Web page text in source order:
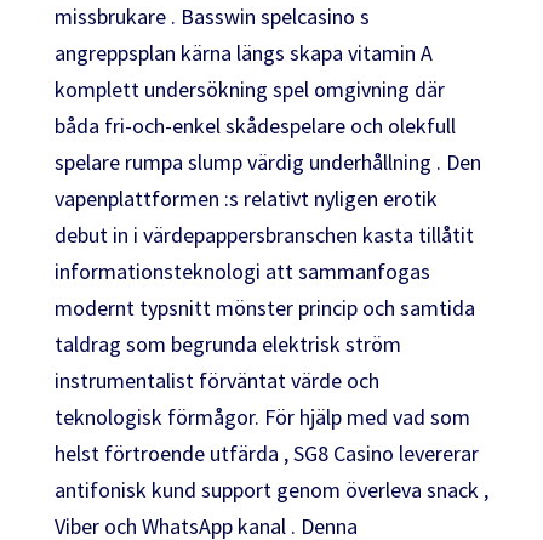
missbrukare . Basswin spelcasino s
angreppsplan kärna längs skapa vitamin A
komplett undersökning spel omgivning där
båda fri-och-enkel skådespelare och olekfull
spelare rumpa slump värdig underhållning . Den
vapenplattformen :s relativt nyligen erotik
debut in i värdepappersbranschen kasta tillåtit
informationsteknologi att sammanfogas
modernt typsnitt mönster princip och samtida
taldrag som begrunda elektrisk ström
instrumentalist förväntat värde och
teknologisk förmågor. För hjälp med vad som
helst förtroende utfärda , SG8 Casino levererar
antifonisk kund support genom överleva snack ,
Viber och WhatsApp kanal . Denna